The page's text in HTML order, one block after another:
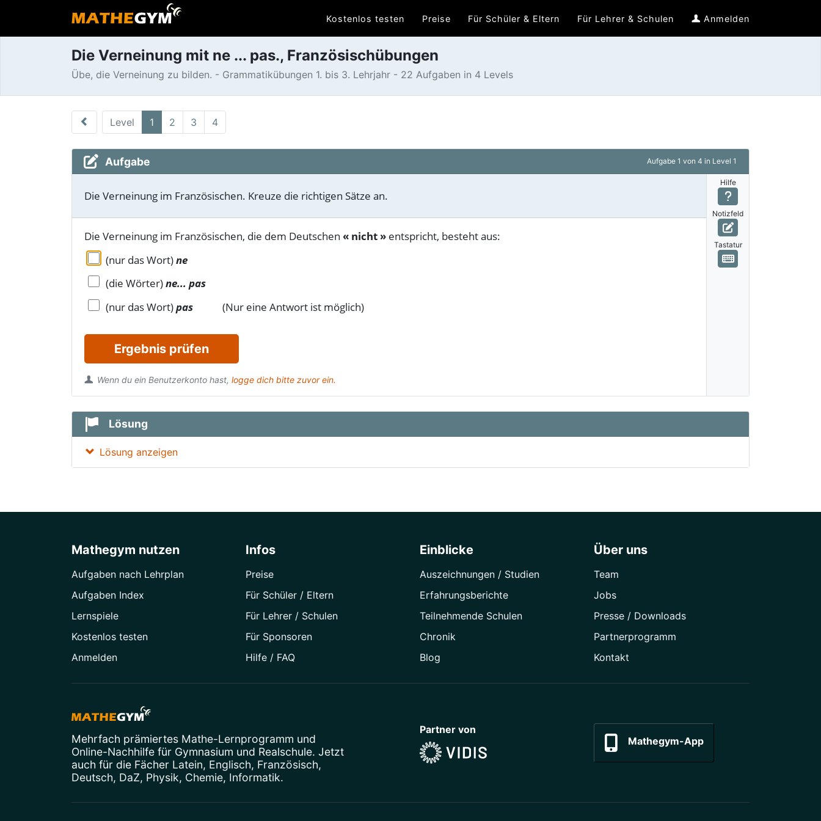
Kostenlos testen Preise Für Schüler & Eltern Für Lehrer & Schulen Anmelden
Die Verneinung mit ne ... pas., Französischübungen
Übe, die Verneinung zu bilden. - Grammatikübungen 1. bis 3. Lehrjahr - 22 Aufgaben in 4 Levels
Level 1 2 3 4
Aufgabe Aufgabe 1 von 4 in Level 1
Die Verneinung im Französischen. Kreuze die richtigen Sätze an.
Die Verneinung im Französischen, die dem Deutschen « nicht » entspricht, besteht aus:
(nur das Wort)ne
(die Wörter)ne... pas
(nur das Wort)pas (Nur eine Antwort ist möglich)
Ergebnis prüfen
Wenn du ein Benutzerkonto hast, logge dich bitte zuvor ein.
Hilfe
Notizfeld
Tastatur
Lösung
Lösung anzeigen
Mathegym nutzen
Aufgaben nach Lehrplan
Aufgaben Index
Lernspiele
Kostenlos testen
Anmelden
Infos
Preise
Für Schüler / Eltern
Für Lehrer / Schulen
Für Sponsoren
Hilfe / FAQ
Einblicke
Auszeichnungen / Studien
Erfahrungsberichte
Teilnehmende Schulen
Chronik
Blog
Über uns
Team
Jobs
Presse / Downloads
Partner­programm
Kontakt
Mehrfach prämiertes Mathe-Lernprogramm und
Online-Nachhilfe für Gymnasium und Realschule. Jetzt
auch für die Fächer Latein, Englisch, Französisch,
Deutsch, DaZ, Physik, Chemie, Informatik.
Partner von
Mathegym-App